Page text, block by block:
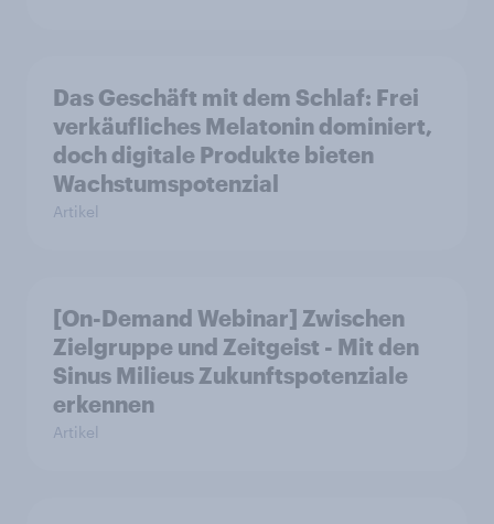
Das Geschäft mit dem Schlaf: Frei
verkäufliches Melatonin dominiert,
doch digitale Produkte bieten
Wachstumspotenzial
Artikel
[On-Demand Webinar] Zwischen
Zielgruppe und Zeitgeist - Mit den
Sinus Milieus Zukunftspotenziale
erkennen
Artikel